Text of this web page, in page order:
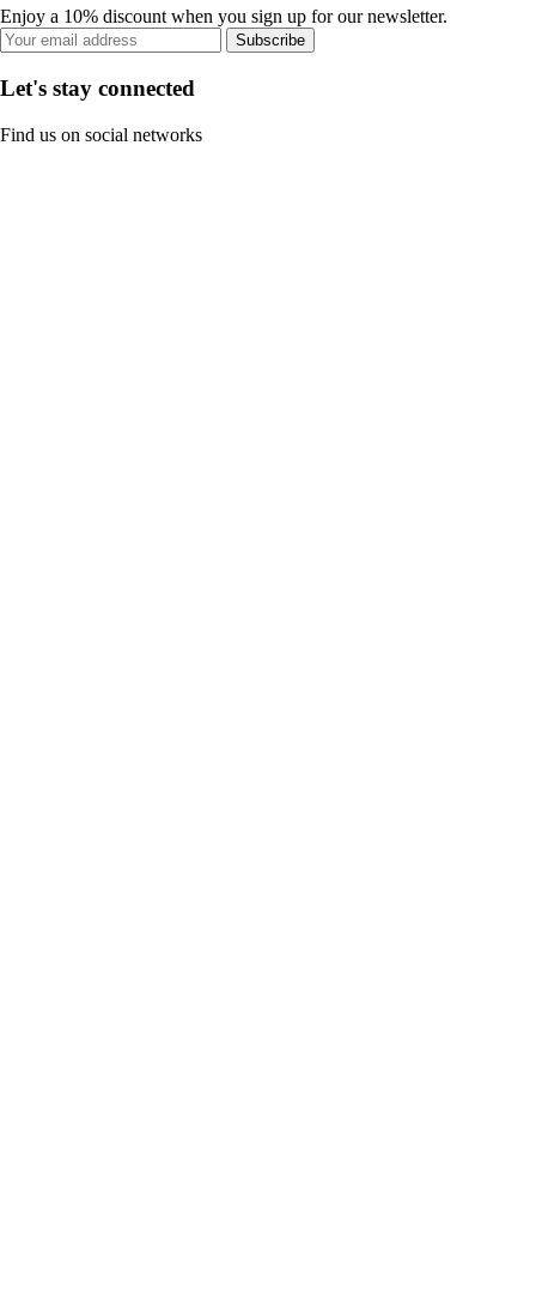
Enjoy a 10% discount when you sign up for our newsletter.
Subscribe
Let's stay connected
Find us on social networks